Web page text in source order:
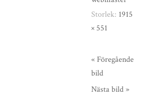
Storlek: 1915
× 551
« Föregående
bild
Nästa bild »